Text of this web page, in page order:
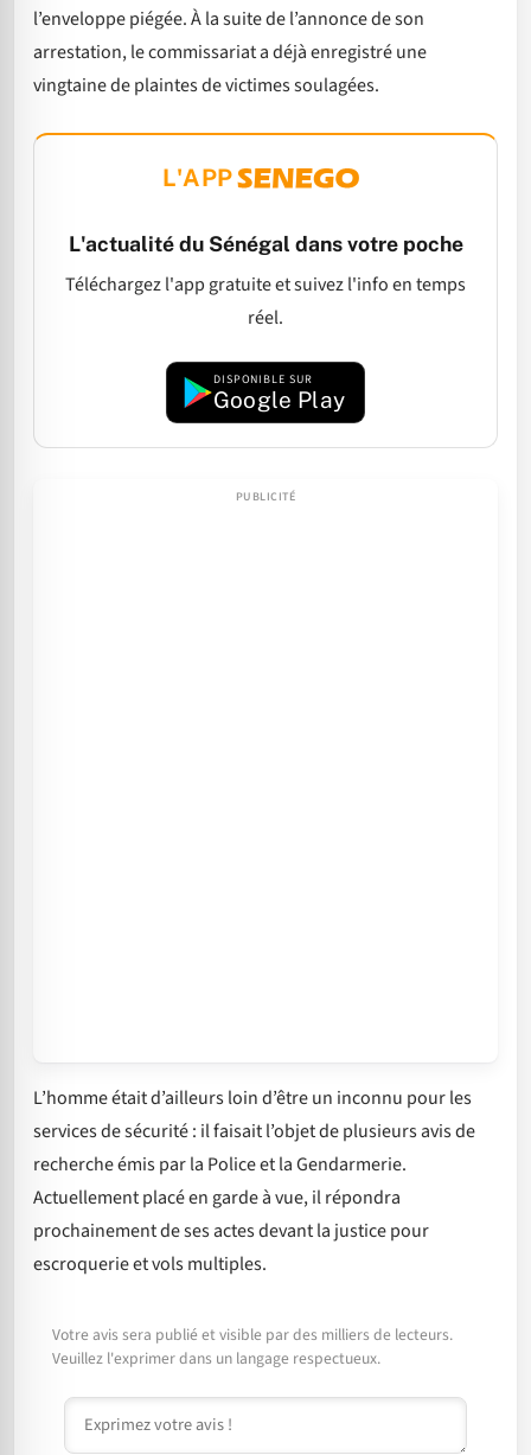
l’enveloppe piégée. À la suite de l’annonce de son
arrestation, le commissariat a déjà enregistré une
vingtaine de plaintes de victimes soulagées.
L'APP
L'actualité du Sénégal dans votre poche
Téléchargez l'app gratuite et suivez l'info en temps
réel.
DISPONIBLE SUR
Google Play
L’homme était d’ailleurs loin d’être un inconnu pour les
services de sécurité : il faisait l’objet de plusieurs avis de
recherche émis par la Police et la Gendarmerie.
Actuellement placé en garde à vue, il répondra
prochainement de ses actes devant la justice pour
escroquerie et vols multiples.
Votre avis sera publié et visible par des milliers de lecteurs.
Veuillez l'exprimer dans un langage respectueux.
Commentaire